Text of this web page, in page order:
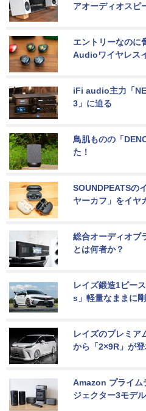
アオーディオスピ
エントリーなの
Audioワイヤレス
iFi audio主力「
3」に迫る
鳥肌ものの「
た！
SOUNDPEATSの
ヤーカフ」をイヤ
総合オーディオブ
とは何者か？
レイズ鍛造1ピー
s」軽量なままに
レイズのプレミア
から「2×9R」が登
Amazon プライム
ジェクター3モデ